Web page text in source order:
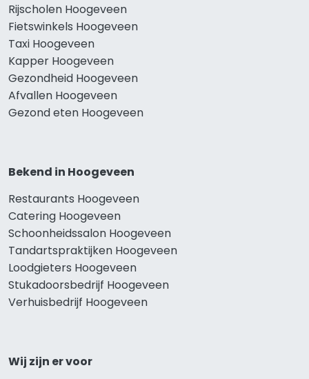
Rijscholen Hoogeveen
Fietswinkels Hoogeveen
Taxi Hoogeveen
Kapper Hoogeveen
Gezondheid Hoogeveen
Afvallen Hoogeveen
Gezond eten Hoogeveen
Bekend in Hoogeveen
Restaurants Hoogeveen
Catering Hoogeveen
Schoonheidssalon Hoogeveen
Tandartspraktijken Hoogeveen
Loodgieters Hoogeveen
Stukadoorsbedrijf Hoogeveen
Verhuisbedrijf Hoogeveen
Wij zijn er voor